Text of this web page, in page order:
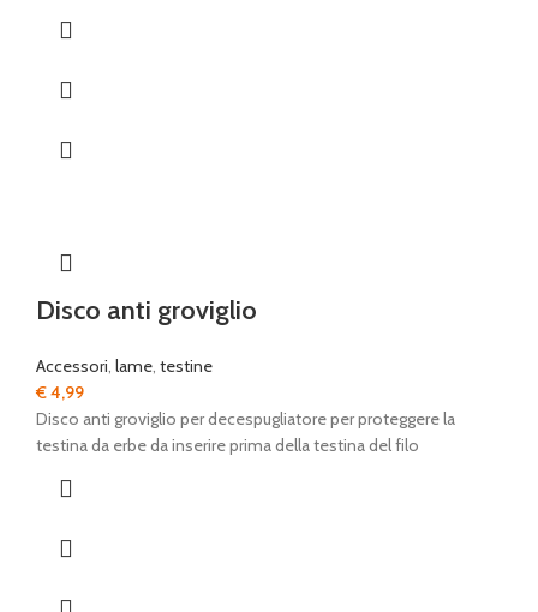
Disco anti groviglio
Accessori, lame, testine
€4,99
Disco anti groviglio per decespugliatore per proteggere la
testina da erbe da inserire prima della testina del filo